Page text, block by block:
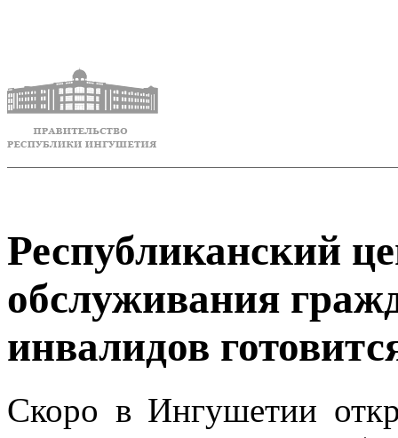
Республиканский
обслуживания
инвалидов
Скоро в Ингушетии